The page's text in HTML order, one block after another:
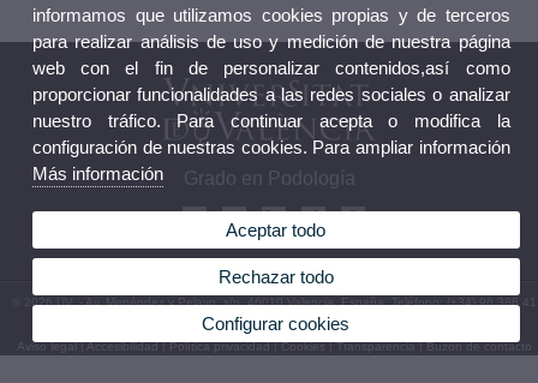
Grado en Podología
© 2026 UV. - Av. Menéndez y Pelayo, s/n. 46010 Valencia. España. Teléfono: (+34) 96 386 41
82
Aviso legal|Accesibilidad|Política privacidad|Cookies|Transparencia|Buzón de contacto
informamos que utilizamos cookies propias y de terceros
para realizar análisis de uso y medición de nuestra página
web con el fin de personalizar contenidos,así como
proporcionar funcionalidades a las redes sociales o analizar
nuestro tráfico. Para continuar acepta o modifica la
configuración de nuestras cookies. Para ampliar información
Más información
Aceptar todo
Rechazar todo
Configurar cookies